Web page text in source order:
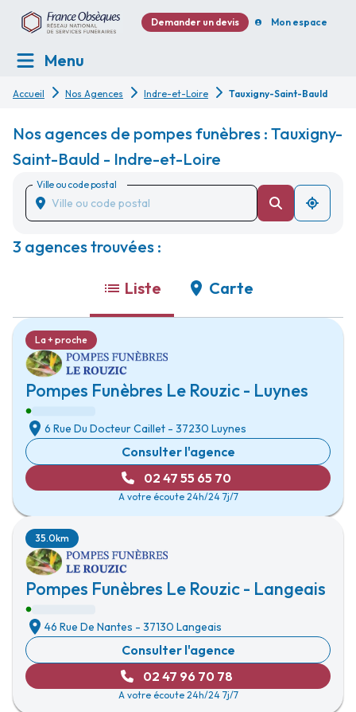
Demander un devis Mon espace
Menu
Accueil Nos Agences Indre-et-Loire Tauxigny-Saint-Bauld
Nos agences de pompes funèbres : Tauxigny-
Saint-Bauld - Indre-et-Loire
Ville ou code postal
3 agences trouvées :
Liste Carte
Pompes Funèbres Le Rouzic - Luynes
La + proche
6 Rue Du Docteur Caillet - 37230 Luynes
Consulter l'agence
02 47 55 65 70
A votre écoute 24h/24 7j/7
Pompes Funèbres Le Rouzic - Langeais
35.0km
46 Rue De Nantes - 37130 Langeais
Consulter l'agence
02 47 96 70 78
A votre écoute 24h/24 7j/7